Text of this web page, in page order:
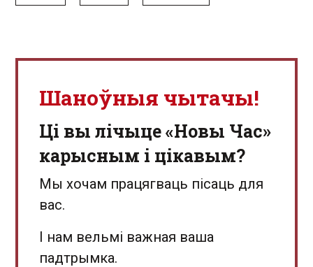
Шаноўныя чытачы!
Ці вы лічыце «Новы Час»
карысным і цікавым?
Мы хочам працягваць пісаць для
вас.
І нам вельмі важная ваша
падтрымка.